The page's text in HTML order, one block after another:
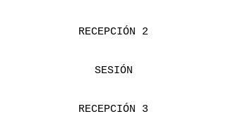
RECEPCIÓN 2
SESIÓN
RECEPCIÓN 3